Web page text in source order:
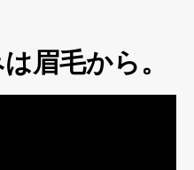
眉毛から。